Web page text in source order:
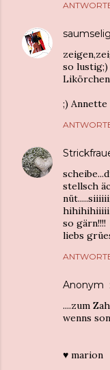
so
;) Annette
stellsch
hihihihiiiii
so gärn!!!!
liebs
Anonym
....zum
wenns
♥ marion